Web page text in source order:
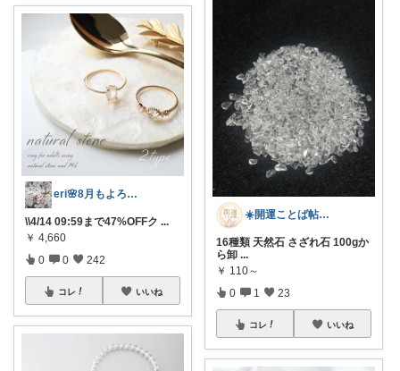
eri🌸8月もよろしくお願いします☺️
\\4/14 09:59まで47%OFFク ...
￥ 4,660
0 0 242
コレ いいね
☀️開運ことば帖◆心を整えるアイテム🌿
16種類 天然石 さざれ石 100gか
ら卸 ...
￥ 110～
0 1 23
コレ いいね